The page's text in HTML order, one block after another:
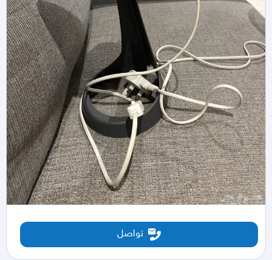
تواصل